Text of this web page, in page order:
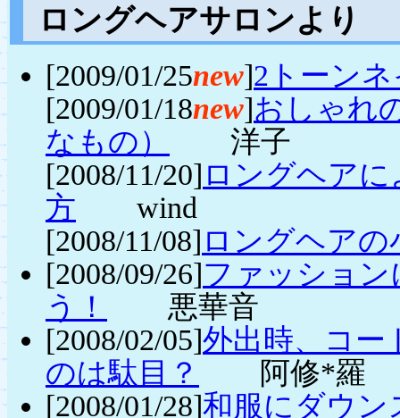
ロングヘアサロンより
[2009/01/25new]2トーン
[2009/01/18new]おしゃれ
なもの）
洋子
[2008/11/20] ロングヘア
方 wind
[2008/11/08] ロングヘアの
[2008/09/26]ファッショ
う！
悪華音
[2008/02/05]外出時、コー
のは駄目？
阿修*羅
[2008/01/28]和服にダウン